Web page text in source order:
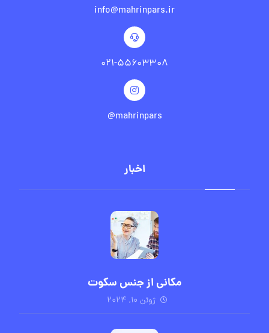
info@mahrinpars.ir
۰۲۱-۵۵۶۰۳۳۰۸
mahrinpars@
اخبار
مکانی از جنس سکوت
ژوئن ۱۰, ۲۰۲۴